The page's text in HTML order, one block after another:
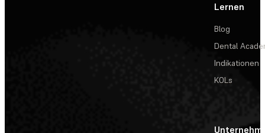
Lernen
Blog
Dental
Indikationen
KOLs